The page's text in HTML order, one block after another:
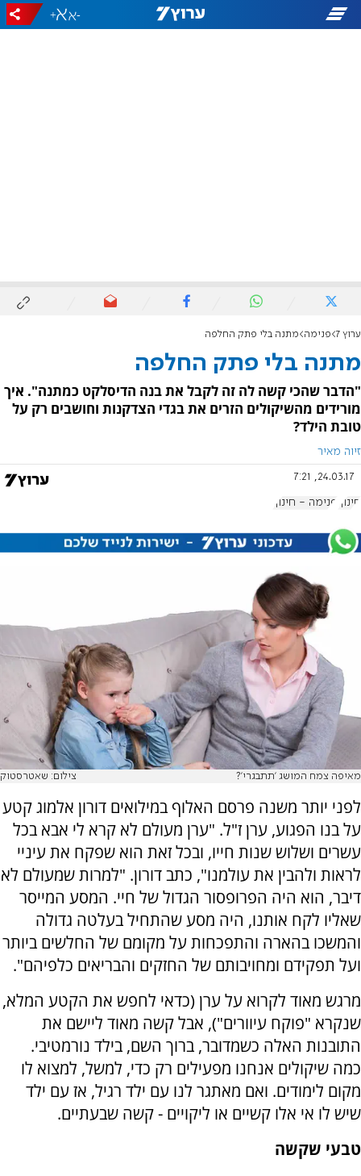
-
+
ערוץ 7 פנימה מתנה בלי פתק החלפה
מתנה בלי פתק החלפה
"הדבר שהכי קשה לה זה לקבל את בנה הדיסלקט כמתנה". איך
מורידים מהשיקולים הזרים את בגדי הצדקנות וחושבים רק על
טובת הילד?
זיוה מאיר
24.03.17, 7:21
חינוך פנימה - חינוך
מאיפה צמח המושג 'תתבגרי'? צילום: שאטרסטוק
לפני יותר משנה פרסם האלוף במילואים דורון אלמוג קטע
על בנו הפגוע, ערן ז"ל. "ערן מעולם לא קרא לי אבא בכל
עשרים ושלוש שנות חייו, ובכל זאת הוא שפקח את עיניי
לראות ולהבין את עולמנו", כתב דורון. "למרות שמעולם לא
דיבר, הוא היה הפרופסור הגדול של חיי. המסע המייסר
שאליו לקח אותנו, היה מסע שהתחיל בעלטה גדולה
והמשכו בהארה והתפכחות על מקומם של החלשים ביותר
ועל תפקידם ומחויבותם של החזקים והבריאים כלפיהם".
מרגש מאוד לקרוא על ערן (כדאי לחפש את הקטע המלא,
שנקרא "פוקח עיוורים"), אבל קשה מאוד ליישם את
התובנות האלה כשמדובר, ברוך השם, בילד נורמטיבי.
כמה שיקולים אנחנו מפעילים רק כדי, למשל, למצוא לו
מקום לימודים. ואם מאתגר לנו עם ילד רגיל, אז עם ילד
שיש לו אי אלו קשיים או ליקויים - קשה שבעתיים.
טבעי שקשה